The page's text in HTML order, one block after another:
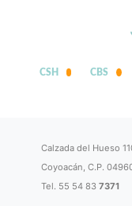
CSH CBS
Calzada del Hueso
Coyoacán, C.P.
Tel. 55 54 837371